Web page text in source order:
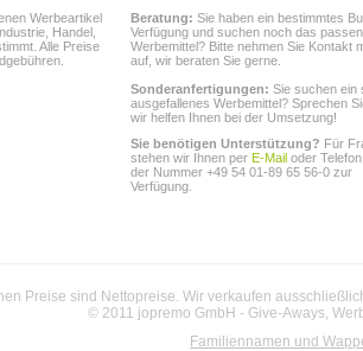
Werbeartikel
Handel,
Alle Preise
Beratung: Sie haben ein bestimmtes
Verfügung und suchen noch das
Werbemittel? Bitte nehmen Sie Kontakt
auf, wir beraten Sie gerne.
Sonderanfertigungen: Sie suchen ein
ausgefallenes Werbemittel? Sprechen
wir helfen Ihnen bei der Umsetzung!
Sie benötigen Unterstützung? Für
stehen wir Ihnen per E-Mail oder
der Nummer +49 54 01-89 65 56-0 zur
Verfügung.
Preise sind Nettopreise. Wir verkaufen
© 2011 jopremo GmbH - Give-Aways,
Familiennamen und